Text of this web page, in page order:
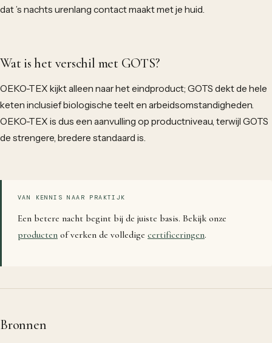
dat ’s nachts urenlang contact maakt met je huid.
Wat is het verschil met GOTS?
OEKO-TEX kijkt alleen naar het eindproduct; GOTS dekt de hele
keten inclusief biologische teelt en arbeidsomstandigheden.
OEKO-TEX is dus een aanvulling op productniveau, terwijl GOTS
de strengere, bredere standaard is.
VAN KENNIS NAAR PRAKTIJK
Een betere nacht begint bij de juiste basis. Bekijk onze
producten of verken de volledige certificeringen.
Bronnen